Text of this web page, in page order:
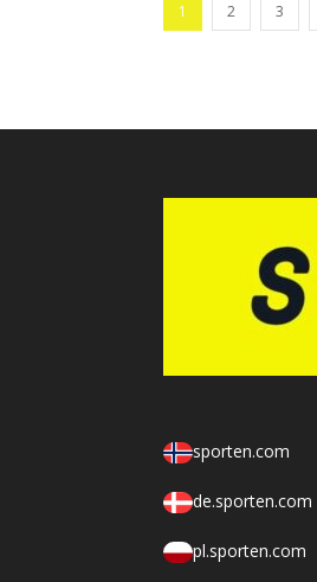
1 2 3
sporten.com
de.sporten.com
pl.sporten.com